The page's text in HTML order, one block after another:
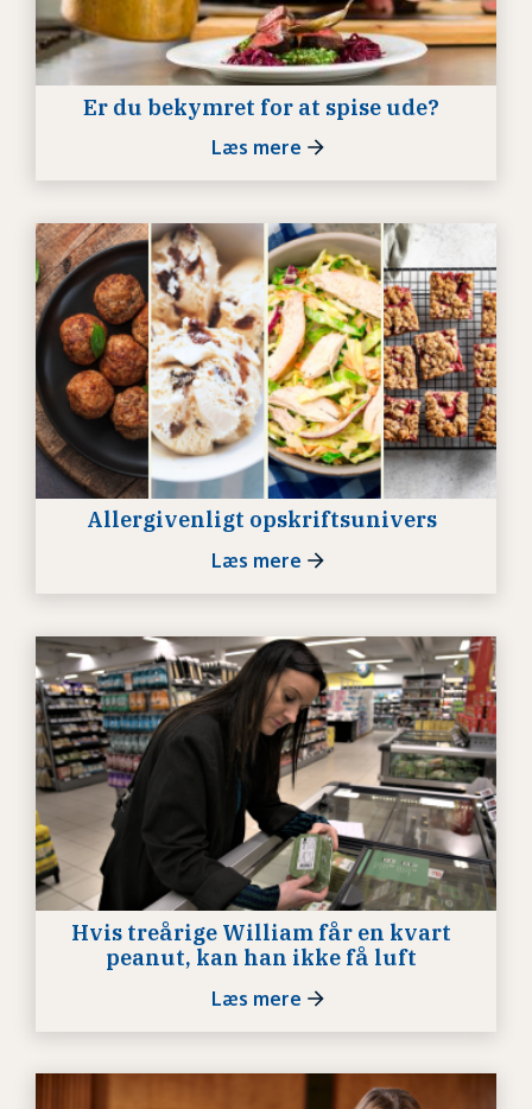
Er du bekymret for at spise ude?
Læs mere
Allergivenligt opskriftsunivers
Læs mere
Hvis treårige William får en kvart
peanut, kan han ikke få luft
Læs mere